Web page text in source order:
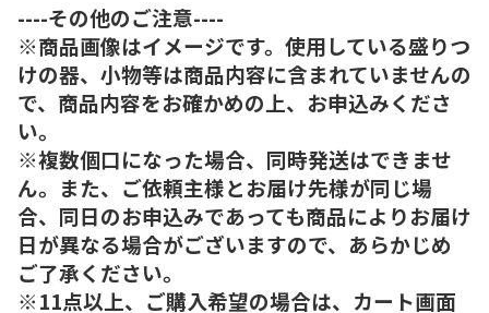
----その他のご注意----
※商品画像はイメージです。使用している盛りつ
けの器、小物等は商品内容に含まれていませんの
で、商品内容をお確かめの上、お申込みくださ
い。
※複数個口になった場合、同時発送はできませ
ん。また、ご依頼主様とお届け先様が同じ場
合、同日のお申込みであっても商品によりお届け
日が異なる場合がございますので、あらかじめ
ご了承ください。
※11点以上、ご購入希望の場合は、カート画面